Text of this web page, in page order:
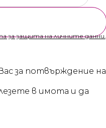
за защита на личните данни.
за потвърждение на
в имота и да